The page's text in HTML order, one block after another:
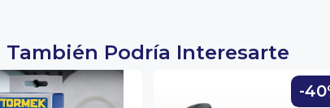
También Podría Interesarte
-